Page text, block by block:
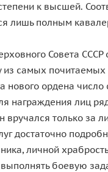
к высшей.
лишь полным
Совета
самых
нового ордена
награждения лиц
только за
достаточно
личной
боевую